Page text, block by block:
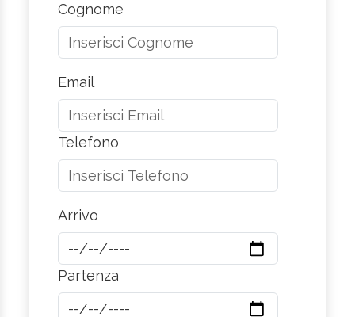
Cognome
Email
Telefono
Arrivo
Partenza